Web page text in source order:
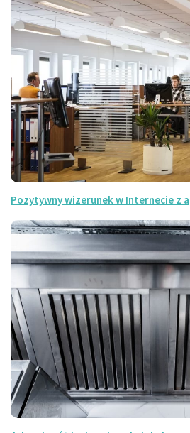
Pozytywny wizerunek w Internecie z